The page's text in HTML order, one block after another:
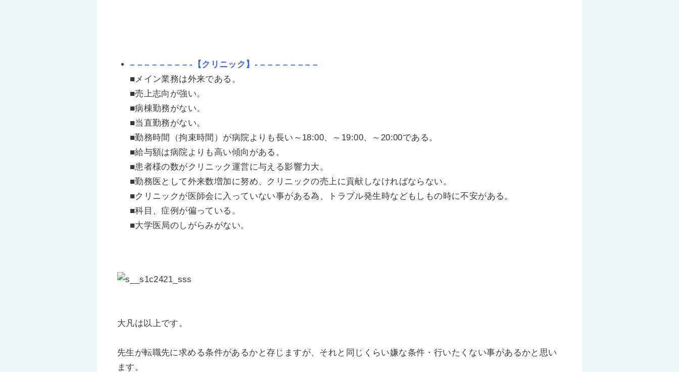
– – – – – – – – -【クリニック】- – – – – – – – –
■メイン業務は外来である。
■売上志向が強い。
■病棟勤務がない。
■当直勤務がない。
■勤務時間（拘束時間）が病院よりも長い～18:00、～19:00、～20:00である。
■給与額は病院よりも高い傾向がある。
■患者様の数がクリニック運営に与える影響力大。
■勤務医として外来数増加に努め、クリニックの売上に貢献しなければならない。
■クリニックが医師会に入っていない事がある為、トラブル発生時などもしもの時に不安がある。
■科目、症例が偏っている。
■大学医局のしがらみがない。
大凡は以上です。
先生が転職先に求める条件があるかと存じますが、それと同じくらい嫌な条件・行いたくない事があるかと思い
ます。